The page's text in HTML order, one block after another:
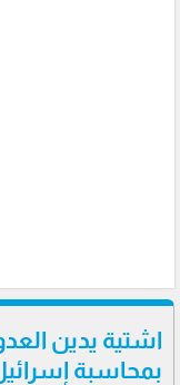
اشتية يدين
بمحاسبة